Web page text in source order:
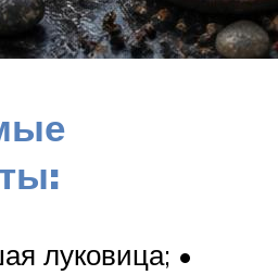
луковица; •